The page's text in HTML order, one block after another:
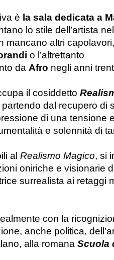
è la sala dedicata a
lo stile dell’artista
mancano altri
o l’altrettanto
da Afro negli anni
il cosiddetto
dal recupero di
di una tensione
e solennità di
al Realismo Magico, si
oniriche e visionarie
surrealista ai retaggi
con la
anche politica,
alla romana Scuola